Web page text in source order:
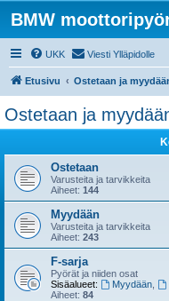
BMW
UKK Viesti Ylläpidolle
Etusivu Ostetaan ja
Ostetaan ja
Ostetaan
Varusteita ja tarvikkeita
Aiheet: 144
Myydään
Varusteita ja tarvikkeita
Aiheet: 243
F-sarja
Pyörät ja niiden osat
Sisäalueet:
Myydään,
Aiheet: 84